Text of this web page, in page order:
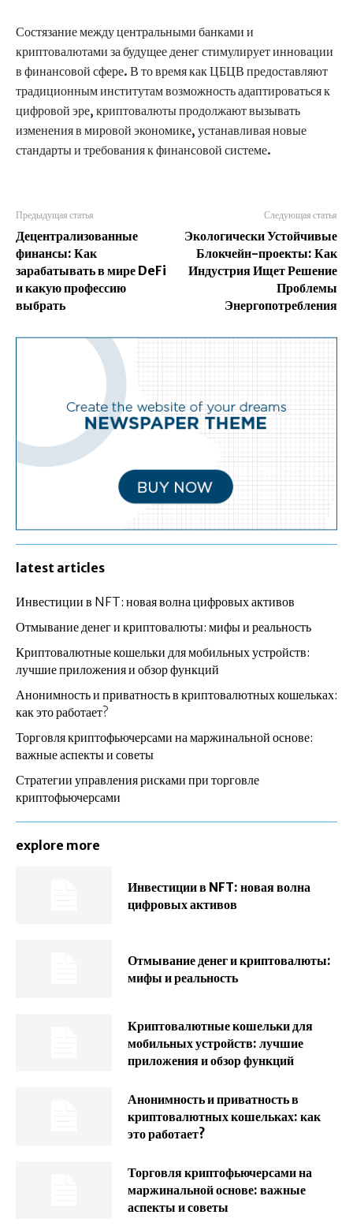
Состязание между центральными банками и
криптовалютами за будущее денег стимулирует инновации
в финансовой сфере. В то время как ЦБЦВ предоставляют
традиционным институтам возможность адаптироваться к
цифровой эре, криптовалюты продолжают вызывать
изменения в мировой экономике, устанавливая новые
стандарты и требования к финансовой системе.
Предыдущая статья
Децентрализованные
финансы: Как
зарабатывать в мире DeFi
и какую профессию
выбрать
Следующая статья
Экологически Устойчивые
Блокчейн-проекты: Как
Индустрия Ищет Решение
Проблемы
Энергопотребления
latest articles
Инвестиции в NFT: новая волна цифровых активов
Отмывание денег и криптовалюты: мифы и реальность
Криптовалютные кошельки для мобильных устройств:
лучшие приложения и обзор функций
Анонимность и приватность в криптовалютных кошельках:
как это работает?
Торговля криптофьючерсами на маржинальной основе:
важные аспекты и советы
Стратегии управления рисками при торговле
криптофьючерсами
explore more
Инвестиции в NFT: новая волна
цифровых активов
Отмывание денег и криптовалюты:
мифы и реальность
Криптовалютные кошельки для
мобильных устройств: лучшие
приложения и обзор функций
Анонимность и приватность в
криптовалютных кошельках: как
это работает?
Торговля криптофьючерсами на
маржинальной основе: важные
аспекты и советы